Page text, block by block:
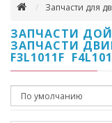
Запчасти для
ЗАПЧАСТИ
ЗАПЧАСТИ
F3L1011F